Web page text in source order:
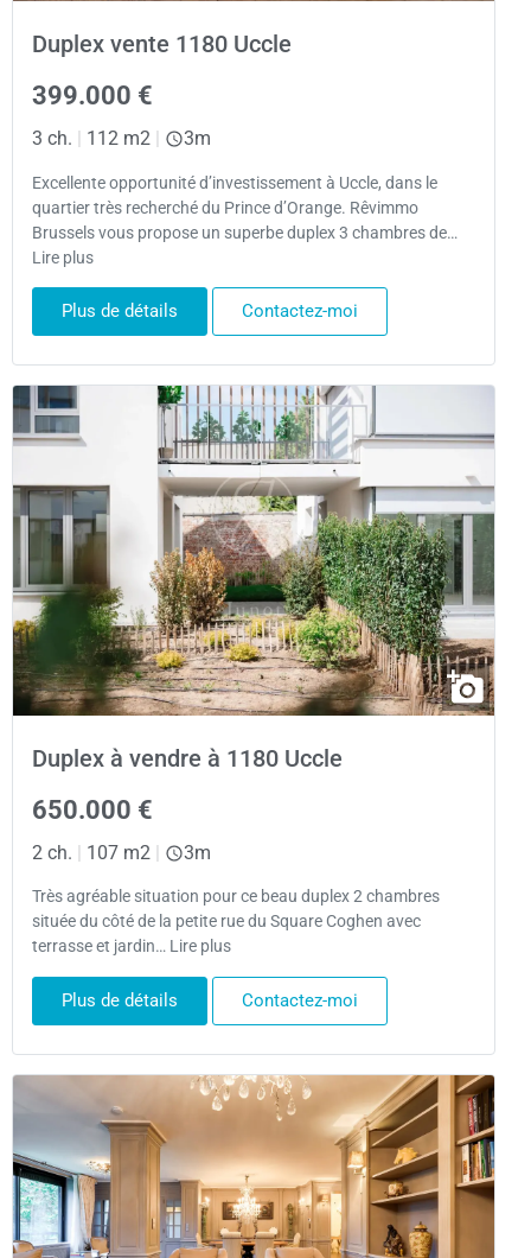
Duplex vente 1180 Uccle
399.000 €
3 ch. 112 m2 3m
Excellente opportunité d’investissement à Uccle, dans le
quartier très recherché du Prince d’Orange. Rêvimmo
Brussels vous propose un superbe duplex 3 chambres de…
Lire plus
Plus de détails Contactez-moi
Duplex à vendre à 1180 Uccle
650.000 €
2 ch. | 107 m2 | 3m
Très agréable situation pour ce beau duplex 2 chambres
située du côté de la petite rue du Square Coghen avec
terrasse et jardin… Lire plus
Plus de détails Contactez-moi